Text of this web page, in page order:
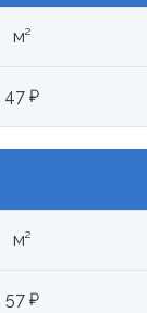
м²
47 ₽
м²
57 ₽